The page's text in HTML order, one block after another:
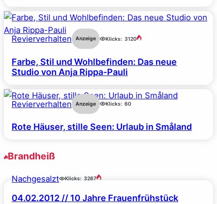
Revierverhalten Anzeige Klicks: 3120
Farbe, Stil und Wohlbefinden: Das neue
Studio von Anja Rippa-Pauli
Revierverhalten Anzeige Klicks: 60
Rote Häuser, stille Seen: Urlaub in Småland
Brandheiß
Nachgesalzt Klicks: 3267
04.02.2012 // 10 Jahre Frauenfrühstück